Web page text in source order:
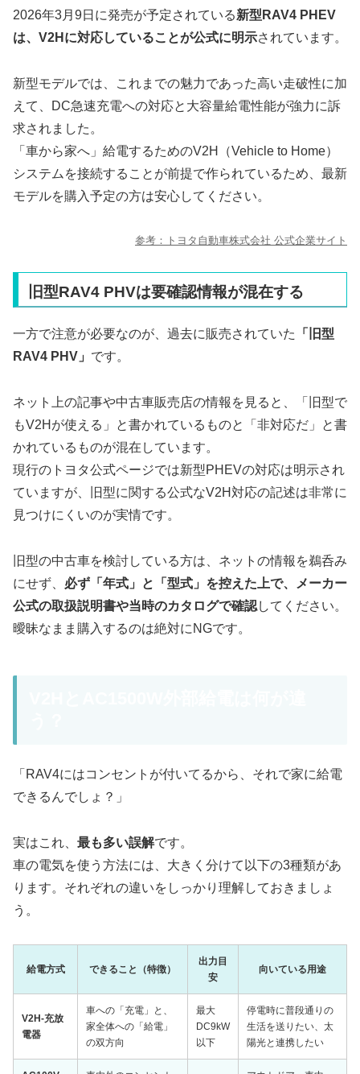
2026年3月9日に発売が予定されている新型RAV4 PHEV
は、V2Hに対応していることが公式に明示されています。
新型モデルでは、これまでの魅力であった高い走破性に加
えて、DC急速充電への対応と大容量給電性能が強力に訴
求されました。
「車から家へ」給電するためのV2H（Vehicle to Home）
システムを接続することが前提で作られているため、最新
モデルを購入予定の方は安心してください。
参考：トヨタ自動車株式会社 公式企業サイト
旧型RAV4 PHVは要確認情報が混在する
一方で注意が必要なのが、過去に販売されていた
「旧型
RAV4 PHV」 です。
ネット上の記事や中古車販売店の情報を見ると、「旧型で
もV2Hが使える」と書かれているものと「非対応だ」と書
かれているものが混在しています。
現行のトヨタ公式ページでは新型PHEVの対応は明示され
ていますが、旧型に関する公式なV2H対応の記述は非常に
見つけにくいのが実情です。
旧型の中古車を検討している方は、ネットの情報を鵜呑み
にせず、 必ず「年式」と「型式」を控えた上で、メーカー
公式の取扱説明書や当時のカタログで確認してください。
曖昧なまま購入するのは絶対にNGです。
「RAV4にはコンセントが付いてるから、それで家に給電
できるんでしょ？」
実はこれ、 最も多い誤解です。
車の電気を使う方法には、大きく分けて以下の3種類があ
ります。それぞれの違いをしっかり理解しておきましょ
う。
給電方式 できること（特徴）
出力目
安
向いている用途
V2H-充放
電器
車への「充電」と、
家全体への「給電」
の双方向
最大
DC9kW
以下
停電時に普段通りの
生活を送りたい、太
陽光と連携したい